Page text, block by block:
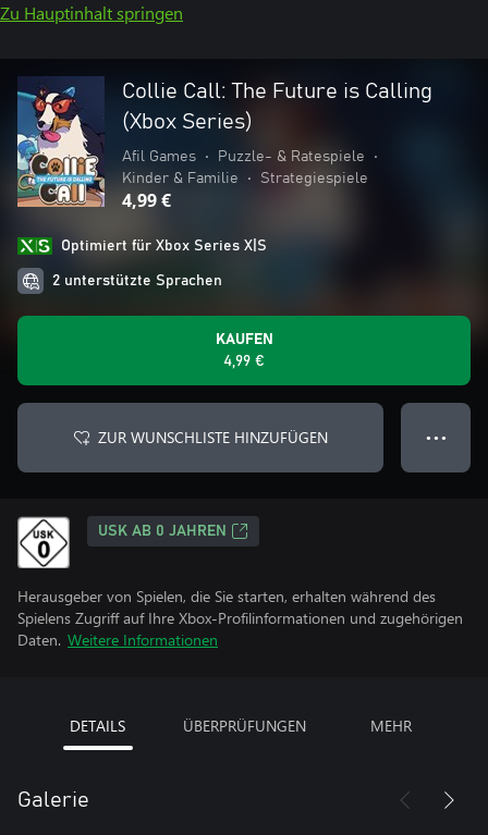
Zu Hauptinhalt springen
Collie Call: The Future is Calling
(Xbox Series)
Afil Games • Puzzle- & Ratespiele
•
Kinder & Familie
• Strategiespiele
4,99 €
Optimiert für Xbox Series X|S
2 unterstützte Sprachen
KAUFEN
4,99 €
ZUR WUNSCHLISTE HINZUFÜGEN ● ● ●
USK AB 0 JAHREN
Herausgeber von Spielen, die Sie starten, erhalten während des
Spielens Zugriff auf Ihre Xbox-Profilinformationen und zugehörigen
Daten. Weitere Informationen
DETAILS ÜBERPRÜFUNGEN MEHR
Galerie